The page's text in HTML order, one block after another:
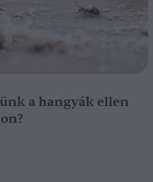
a hangyák ellen